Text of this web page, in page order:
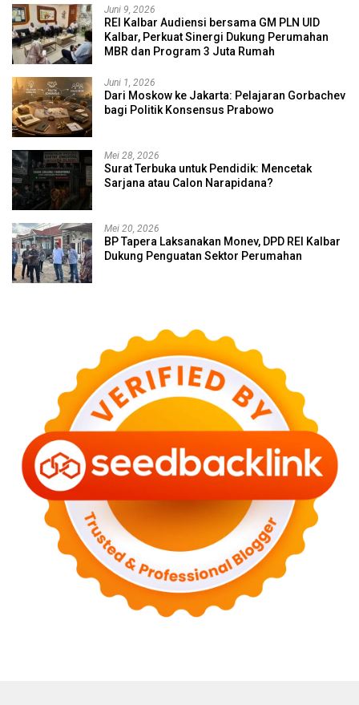
Juni 9, 2026
REI Kalbar Audiensi bersama GM PLN UID
Kalbar, Perkuat Sinergi Dukung Perumahan
MBR dan Program 3 Juta Rumah
Juni 1, 2026
Dari Moskow ke Jakarta: Pelajaran Gorbachev
bagi Politik Konsensus Prabowo
Mei 28, 2026
Surat Terbuka untuk Pendidik: Mencetak
Sarjana atau Calon Narapidana?
Mei 20, 2026
BP Tapera Laksanakan Monev, DPD REI Kalbar
Dukung Penguatan Sektor Perumahan